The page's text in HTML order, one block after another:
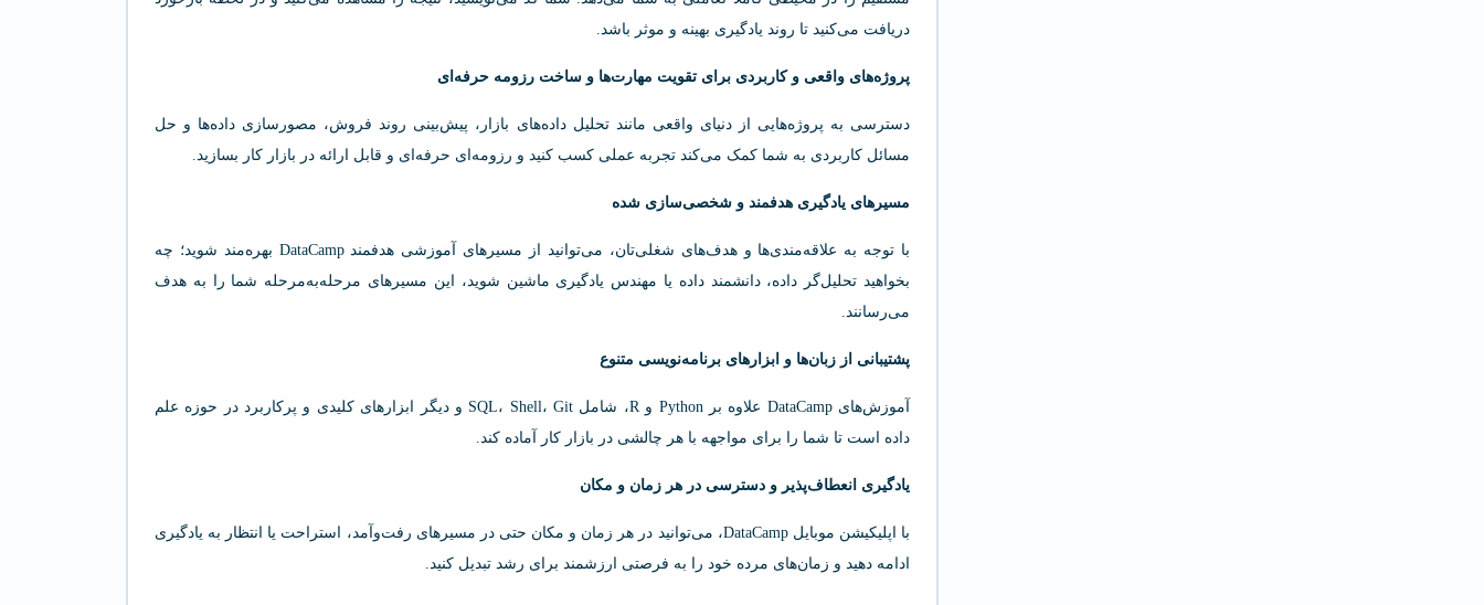
دریافت می‌کنید تا روند یادگیری بهینه و موثر باشد.
پروژه‌های واقعی و کاربردی برای تقویت مهارت‌ها و ساخت رزومه حرفه‌ای
دسترسی به پروژه‌هایی از دنیای واقعی مانند تحلیل داده‌های بازار، پیش‌بینی روند فروش، مصورسازی داده‌ها و حل
مسائل کاربردی به شما کمک می‌کند تجربه عملی کسب کنید و رزومه‌ای حرفه‌ای و قابل ارائه در بازار کار بسازید.
مسیرهای یادگیری هدفمند و شخصی‌سازی شده
با توجه به علاقه‌مندی‌ها و هدف‌های شغلی‌تان، می‌توانید از مسیرهای آموزشی هدفمند DataCamp بهره‌مند شوید؛ چه
بخواهید تحلیل‌گر داده، دانشمند داده یا مهندس یادگیری ماشین شوید، این مسیرهای مرحله‌به‌مرحله شما را به هدف
می‌رسانند.
پشتیبانی از زبان‌ها و ابزارهای برنامه‌نویسی متنوع
آموزش‌های DataCamp علاوه بر Python و R، شامل SQL، Shell، Git و دیگر ابزارهای کلیدی و پرکاربرد در حوزه علم
داده است تا شما را برای مواجهه با هر چالشی در بازار کار آماده کند.
یادگیری انعطاف‌پذیر و دسترسی در هر زمان و مکان
با اپلیکیشن موبایل DataCamp، می‌توانید در هر زمان و مکان حتی در مسیرهای رفت‌وآمد، استراحت یا انتظار به یادگیری
ادامه دهید و زمان‌های مرده خود را به فرصتی ارزشمند برای رشد تبدیل کنید.